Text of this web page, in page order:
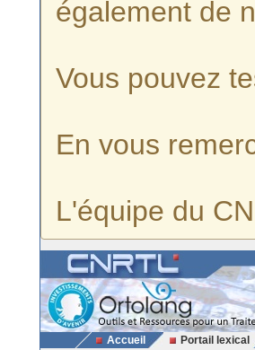
également de
Vous pouvez
En vous
L'équipe du
Accueil Portail lexical